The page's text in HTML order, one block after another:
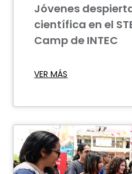
Jóvenes
científica en el
Camp de INTEC
VER MÁS